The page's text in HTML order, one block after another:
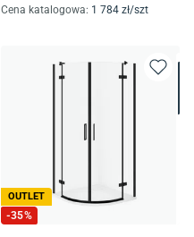
Cena katalogowa: 1 784 zł/szt
OUTLET
-35%